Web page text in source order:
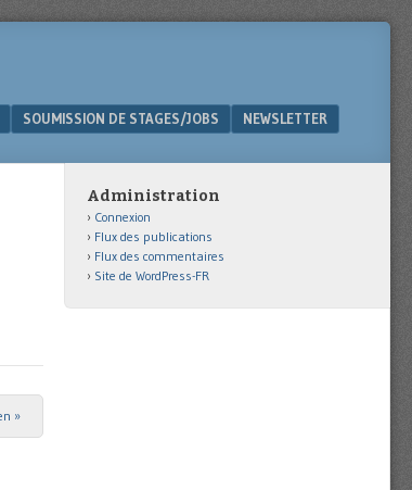
SOUMISSION DE STAGES/JOBS
NEWSLETTER
»
Administration
Connexion
Flux des publications
Flux des commentaires
Site de WordPress-FR